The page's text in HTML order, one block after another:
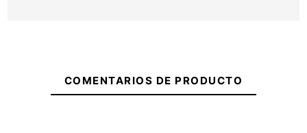
No hay características para comparar
COMENTARIOS DE PRODUCTO